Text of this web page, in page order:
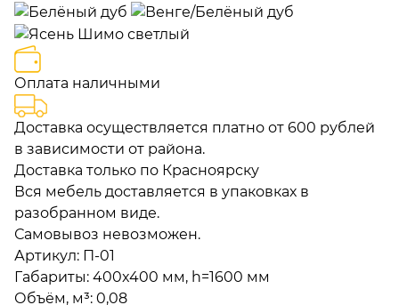
Оплата наличными
Доставка осуществляется платно от 600 рублей
в зависимости от района.
Доставка только по Красноярску
Вся мебель доставляется в упаковках в
разобранном виде.
Самовывоз невозможен.
Артикул: П-01
Габариты: 400x400 мм, h=1600 мм
Объём, м³: 0,08